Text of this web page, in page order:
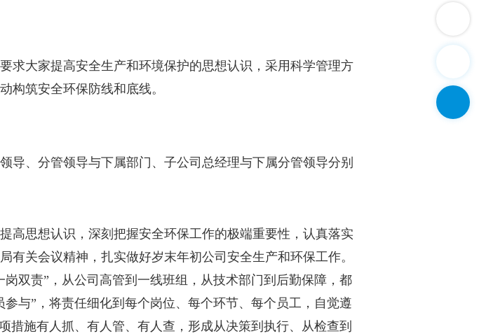
大家提高安全生产和环境保护的思想认识，采用科学管理方
构筑安全环保防线和底线。
、分管领导与下属部门、子公司总经理与下属分管领导分别
思想认识，深刻把握安全环保工作的极端重要性，认真落实
关会议精神，扎实做好岁末年初公司安全生产和环保工作。
双责”，从公司高管到一线班组，从技术部门到后勤保障，都
与”，将责任细化到每个岗位、每个环节、每个员工，自觉遵
措施有人抓、有人管、有人查，形成从决策到执行、从检查到